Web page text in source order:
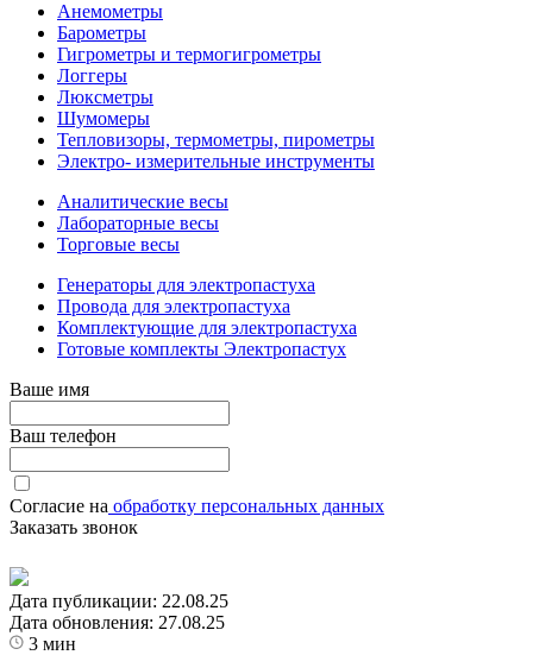
Анемометры
Барометры
Гигрометры и термогигрометры
Логгеры
Люксметры
Шумомеры
Тепловизоры, термометры, пирометры
Электро- измерительные инструменты
Аналитические весы
Лабораторные весы
Торговые весы
Генераторы для электропастуха
Провода для электропастуха
Комплектующие для электропастуха
Готовые комплекты Электропастух
Ваше имя
Ваш телефон
Согласие на обработку персональных данных
Заказать звонок
Дата публикации: 22.08.25
Дата обновления: 27.08.25
3 мин